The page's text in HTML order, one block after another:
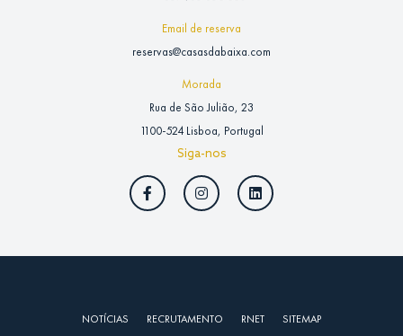
Email de reserva
reservas@casasdabaixa.com
Morada
Rua de São Julião, 23
1100-524 Lisboa, Portugal
Siga-nos
NOTÍCIAS RECRUTAMENTO RNET SITEMAP